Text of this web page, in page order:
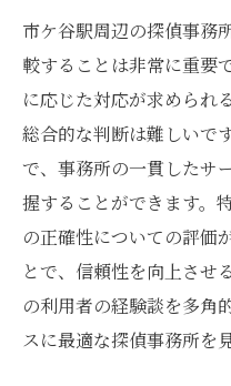
市ケ谷駅周辺の探偵事務
較することは非常に重要
に応じた対応が求められ
総合的な判断は難しいで
で、事務所の一貫したサ
握することができます。
の正確性についての評価
とで、信頼性を向上させ
の利用者の経験談を多角
スに最適な探偵事務所を